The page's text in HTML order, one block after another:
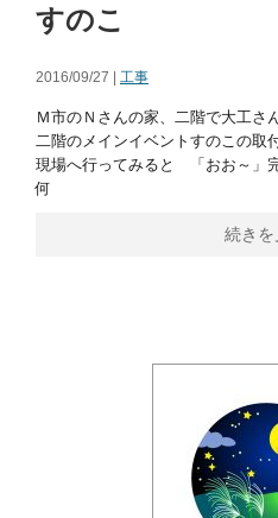
すのこ
2016/09/27 | 工事
Ｍ市のＮさんの家、二階で大工さ
二階のメインイベントすのこの取
現場へ行ってみると 「おお～」
何
続きを